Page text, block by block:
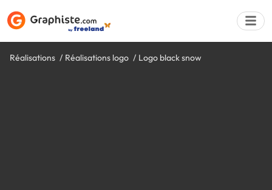
Réalisations Réalisations logo Logo black snow